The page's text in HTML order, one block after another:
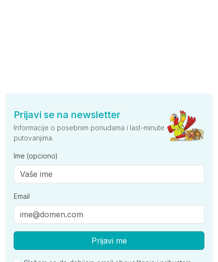
Prijavi se na newsletter
Informacije o posebnim ponudama i last-minute
putovanjima.
Ime (opciono)
Email
Prijavi me